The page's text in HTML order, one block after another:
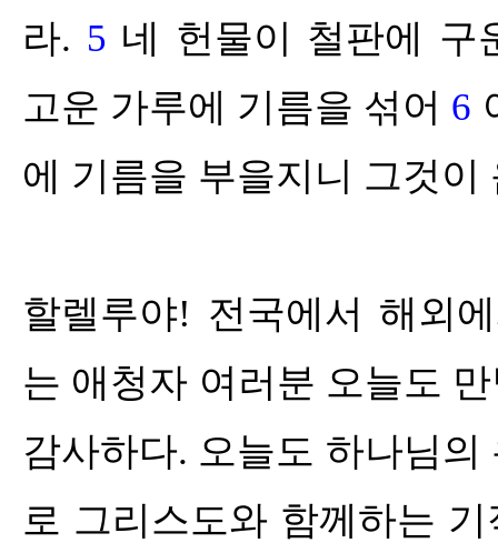
라. 5 네 헌물이 철판에 구
고운 가루에 기름을 섞어 6
에 기름을 부을지니 그것이
할렐루야! 전국에서 해외
는 애청자 여러분 오늘도
감사하다. 오늘도 하나님의
로 그리스도와 함께하는